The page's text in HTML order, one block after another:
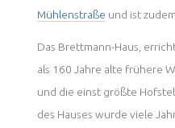
Mühlenstraße und ist
Das Brettmann-Haus,
als 160 Jahre alte frühere
und die einst größte
des Hauses wurde viele